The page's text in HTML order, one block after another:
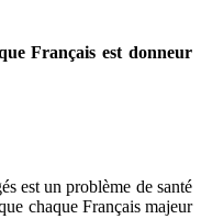
Français est donneur
est un problème de santé
chaque Français majeur